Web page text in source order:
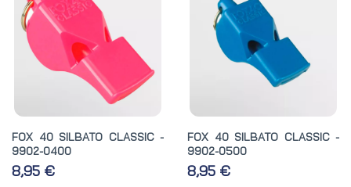
FOX 40 SILBATO CLASSIC -
9902-0400
8,95 €
FOX 40 SILBATO CLASSIC -
9902-0500
8,95 €